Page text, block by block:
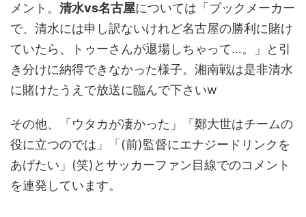
メント。 清水vs名古屋については「ブックメーカー
で、清水には申し訳ないけれど名古屋の勝利に賭け
ていたら、トゥーさんが退場しちゃって…。」と引
き分けに納得できなかった様子。湘南戦は是非清水
に賭けたうえで放送に臨んで下さいw
その他、「ウタカが凄かった」「鄭大世はチームの
役に立つのでは」「(前)監督にエナジードリンクを
あげたい」(笑)とサッカーファン目線でのコメント
を連発しています。